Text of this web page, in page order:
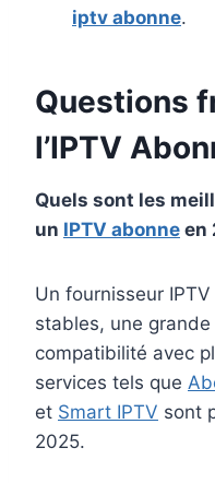
iptv abonne.
Questions
l’IPTV
Quels sont les
un IPTV abonne en
Un fournisseur
stables, une
compatibilité avec
services tels que
et Smart IPTV sont
2025.